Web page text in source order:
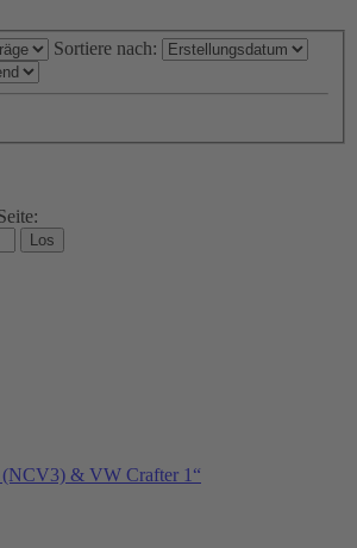
Sortiere nach:
(NCV3) & VW Crafter 1“